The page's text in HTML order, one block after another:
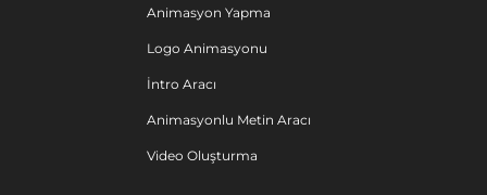
Animasyon Yapma
Logo Animasyonu
İntro Aracı
Animasyonlu Metin Aracı
Video Oluşturma